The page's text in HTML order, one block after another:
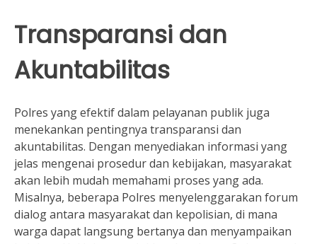
Transparansi dan
Akuntabilitas
Polres yang efektif dalam pelayanan publik juga
menekankan pentingnya transparansi dan
akuntabilitas. Dengan menyediakan informasi yang
jelas mengenai prosedur dan kebijakan, masyarakat
akan lebih mudah memahami proses yang ada.
Misalnya, beberapa Polres menyelenggarakan forum
dialog antara masyarakat dan kepolisian, di mana
warga dapat langsung bertanya dan menyampaikan